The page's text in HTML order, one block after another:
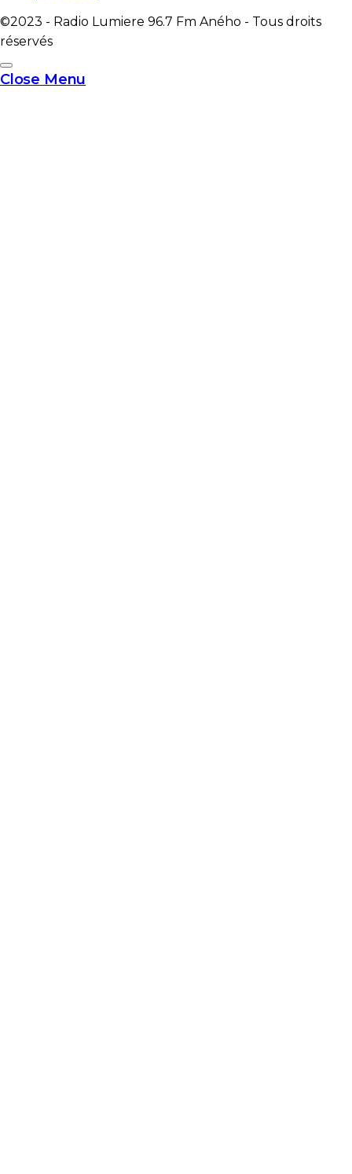
©2023 - Radio Lumiere 96.7 Fm Aného - Tous droits
réservés
Close Menu